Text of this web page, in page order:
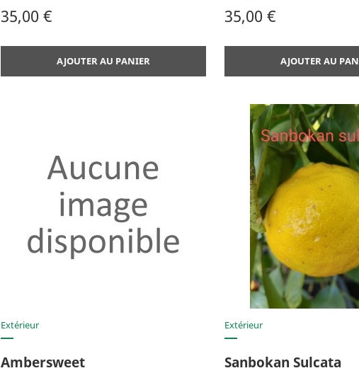
Prix
35,00 €
AJOUTER AU PANIER
Prix
35,00 €
AJOUTER AU
Extérieur
Ambersweet
Extérieur
Sanbokan Sulcata